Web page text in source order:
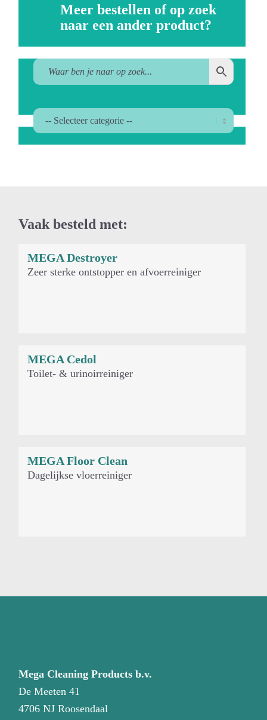
Meer bestellen of op zoek
naar een ander product?
Vaak besteld met:
Je zou ook kunnen houden van …
MEGA Destroyer
Zeer sterke ontstopper en afvoerreiniger
MEGA Cedol
Toilet- & urinoirreiniger
MEGA Floor Clean
Dagelijkse vloerreiniger
Mega Cleaning Products b.v.
De Meeten 41
4706 NJ Roosendaal